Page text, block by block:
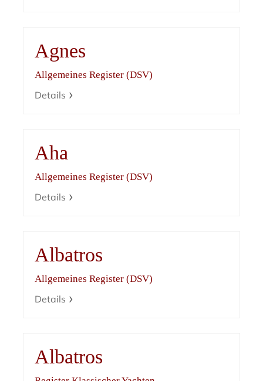
Agnes
Allgemeines Register (DSV)
Details
Aha
Allgemeines Register (DSV)
Details
Albatros
Allgemeines Register (DSV)
Details
Albatros